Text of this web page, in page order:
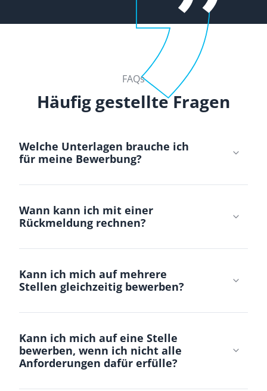
FAQs
Häufig gestellte Fragen
Welche Unterlagen brauche ich
für meine Bewerbung?
Wann kann ich mit einer
Rückmeldung rechnen?
Kann ich mich auf mehrere
Stellen gleichzeitig bewerben?
Kann ich mich auf eine Stelle
bewerben, wenn ich nicht alle
Anforderungen dafür erfülle?